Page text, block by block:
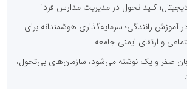
کلید تحول در مدیریت مدارس فردا
آموزش رانندگی؛ سرمایه‌گذاری هوشمندانه برای
و ارتقای ایمنی جامعه
صفر و یک نوشته می‌شود، سازمان‌های بی‌تحول،